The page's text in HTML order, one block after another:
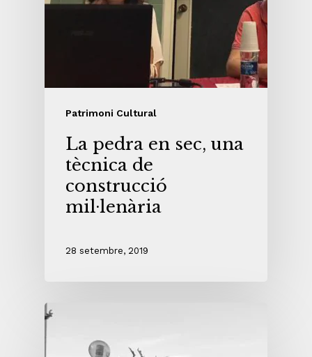
Patrimoni Cultural
La pedra en sec, una
tècnica de
construcció
mil·lenària
28 setembre, 2019